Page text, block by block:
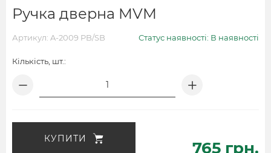
Ручка дверна MVM
Артикул: A-2009 PB/SB Статус наявності: В наявності
Кількість, шт.:
КУПИТИ 765 грн.